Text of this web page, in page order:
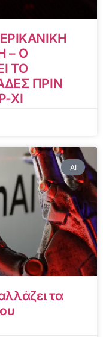
– Ο
ΤΟ
ΠΡΙΝ
XI
AI
τα